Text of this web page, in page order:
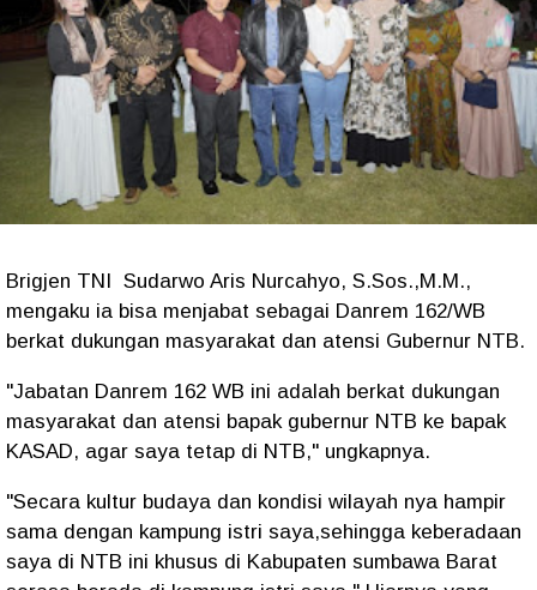
Brigjen TNI Sudarwo Aris Nurcahyo, S.Sos.,M.M.,
mengaku ia bisa menjabat sebagai Danrem 162/WB
berkat dukungan masyarakat dan atensi Gubernur NTB.
"Jabatan Danrem 162 WB ini adalah berkat dukungan
masyarakat dan atensi bapak gubernur NTB ke bapak
KASAD, agar saya tetap di NTB," ungkapnya.
"Secara kultur budaya dan kondisi wilayah nya hampir
sama dengan kampung istri saya,sehingga keberadaan
saya di NTB ini khusus di Kabupaten sumbawa Barat